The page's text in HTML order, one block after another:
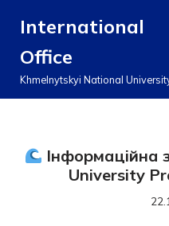
до
вмісту
Office
Khmelnytskyi National
Інформаційна
University